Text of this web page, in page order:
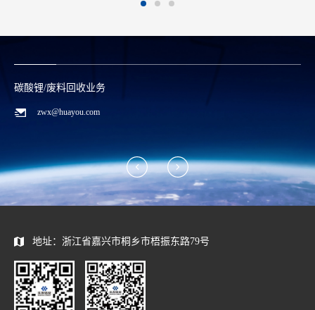
碳酸锂/废料回收业务
zwx@huayou.com
地址：浙江省嘉兴市桐乡市梧振东路79号